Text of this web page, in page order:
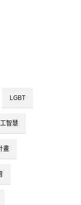
LGBT
智慧
畫